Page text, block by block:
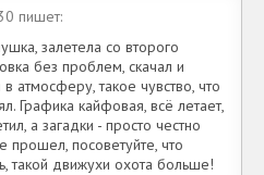
пишет:
залетела со второго
без проблем, скачал и
в атмосферу, такое чувство, что
Графика кайфовая, всё летает,
а загадки - просто честно
прошел, посоветуйте, что
такой движухи охота больше!